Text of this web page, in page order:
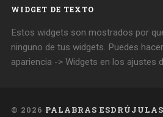
WIDGET DE TEXTO
Estos widgets son mostrados por
ninguno de tus widgets. Puedes
apariencia -> Widgets en los ajustes
© 2026 PALABRAS ESDRÚJULAS